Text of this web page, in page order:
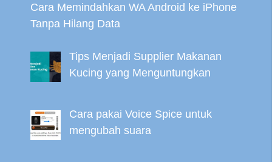
Cara Memindahkan WA Android ke iPhone
Tanpa Hilang Data
Tips Menjadi Supplier Makanan
Kucing yang Menguntungkan
Cara pakai Voice Spice untuk
mengubah suara